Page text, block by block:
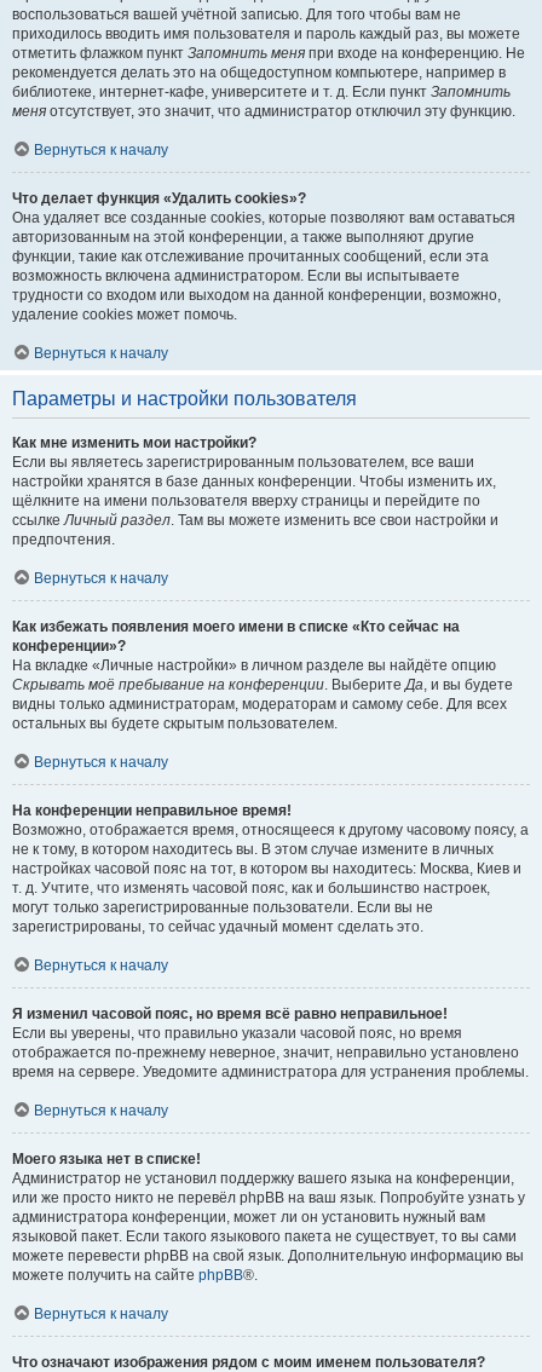
воспользоваться вашей учётной записью. Для того чтобы вам не
приходилось вводить имя пользователя и пароль каждый раз, вы можете
отметить флажком пункт Запомнить меня при входе на конференцию. Не
рекомендуется делать это на общедоступном компьютере, например в
библиотеке, интернет-кафе, университете и т. д. Если пункт Запомнить
меня отсутствует, это значит, что администратор отключил эту функцию.
Вернуться к началу
Что делает функция «Удалить cookies»?
Она удаляет все созданные cookies, которые позволяют вам оставаться
авторизованным на этой конференции, а также выполняют другие
функции, такие как отслеживание прочитанных сообщений, если эта
возможность включена администратором. Если вы испытываете
трудности со входом или выходом на данной конференции, возможно,
удаление cookies может помочь.
Вернуться к началу
Параметры и настройки пользователя
Как мне изменить мои настройки?
Если вы являетесь зарегистрированным пользователем, все ваши
настройки хранятся в базе данных конференции. Чтобы изменить их,
щёлкните на имени пользователя вверху страницы и перейдите по
ссылкеЛичный раздел. Там вы можете изменить все свои настройки и
предпочтения.
Вернуться к началу
Как избежать появления моего имени в списке «Кто сейчас на
конференции»?
На вкладке «Личные настройки» в личном разделе вы найдёте опцию
Скрывать моё пребывание на конференции. ВыберитеДа, и вы будете
видны только администраторам, модераторам и самому себе. Для всех
остальных вы будете скрытым пользователем.
Вернуться к началу
На конференции неправильное время!
Возможно, отображается время, относящееся к другому часовому поясу, а
не к тому, в котором находитесь вы. В этом случае измените в личных
настройках часовой пояс на тот, в котором вы находитесь: Москва, Киев и
т. д. Учтите, что изменять часовой пояс, как и большинство настроек,
могут только зарегистрированные пользователи. Если вы не
зарегистрированы, то сейчас удачный момент сделать это.
Вернуться к началу
Я изменил часовой пояс, но время всё равно неправильное!
Если вы уверены, что правильно указали часовой пояс, но время
отображается по-прежнему неверное, значит, неправильно установлено
время на сервере. Уведомите администратора для устранения проблемы.
Вернуться к началу
Моего языка нет в списке!
Администратор не установил поддержку вашего языка на конференции,
или же просто никто не перевёл phpBB на ваш язык. Попробуйте узнать у
администратора конференции, может ли он установить нужный вам
языковой пакет. Если такого языкового пакета не существует, то вы сами
можете перевести phpBB на свой язык. Дополнительную информацию вы
можете получить на сайте phpBB®.
Вернуться к началу
Что означают изображения рядом с моим именем пользователя?